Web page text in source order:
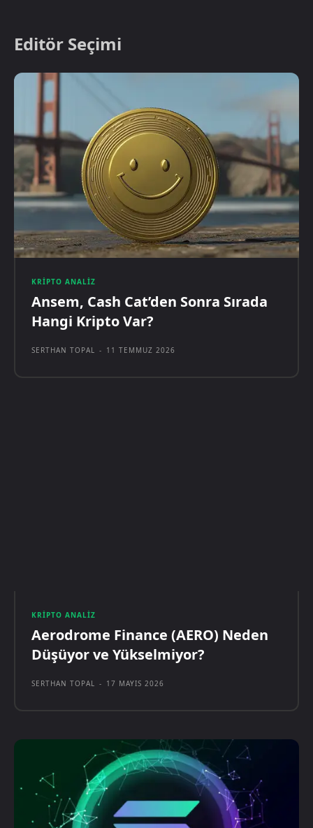
Editör Seçimi
KRIPTO ANALIZ
Ansem, Cash Cat’den Sonra Sırada
Hangi Kripto Var?
SERTHAN TOPAL - 11 TEMMUZ 2026
KRIPTO ANALIZ
Aerodrome Finance (AERO) Neden
Düşüyor ve Yükselmiyor?
SERTHAN TOPAL - 17 MAYIS 2026